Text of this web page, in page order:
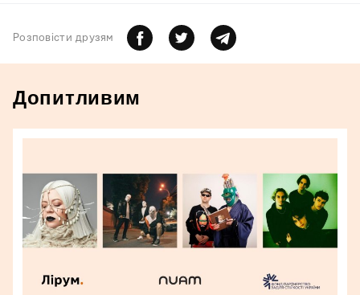
Розповiсти друзям
Допитливим